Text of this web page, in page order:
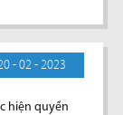
- 02 - 2023
hiện quyền